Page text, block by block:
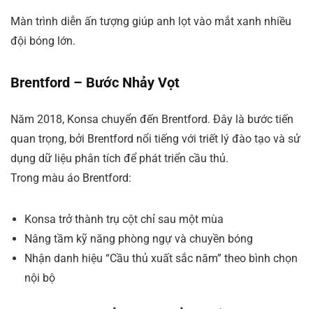
Màn trình diễn ấn tượng giúp anh lọt vào mắt xanh nhiều
đội bóng lớn.
Brentford – Bước Nhảy Vọt
Năm 2018, Konsa chuyển đến Brentford. Đây là bước tiến
quan trọng, bởi Brentford nổi tiếng với triết lý đào tạo và sử
dụng dữ liệu phân tích để phát triển cầu thủ.
Trong màu áo Brentford:
Konsa trở thành trụ cột chỉ sau một mùa
Nâng tầm kỹ năng phòng ngự và chuyền bóng
Nhận danh hiệu “Cầu thủ xuất sắc năm” theo bình chọn
nội bộ